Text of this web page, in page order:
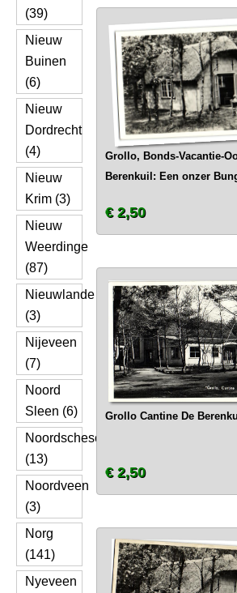
(39)
Nieuw
Buinen
(6)
Nieuw
Dordrecht
(4)
Nieuw
Krim (3)
Nieuw
Weerdinge
(87)
Nieuwlande
(3)
Nijeveen
(7)
Noord
Sleen (6)
Noordscheschut
(13)
Noordveen
(3)
Norg
(141)
Nyeveen
Grollo, Bonds-Vacantie-
Berenkuil: Een onzer
€ 2,50
Grollo Cantine De
€ 2,50